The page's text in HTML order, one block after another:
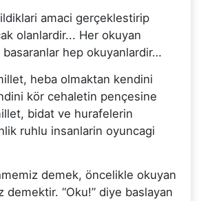
amaci gerçeklestirip
olanlardir... Her okuyan
basaranlar hep okuyanlardir…
heba olmaktan kendini
kör cehaletin pençesine
bidat ve hurafelerin
ruhlu insanlarin oyuncagi
demek, öncelikle okuyan
demektir. “Oku!” diye baslayan